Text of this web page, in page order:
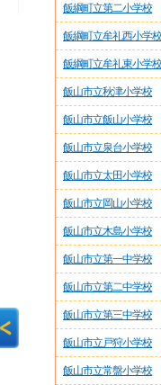
飯綱町立第二小学校
飯綱町立牟礼西小学校
飯綱町立牟礼東小学校
飯山市立秋津小学校
飯山市立飯山小学校
飯山市立泉台小学校
飯山市立太田小学校
飯山市立岡山小学校
飯山市立木島小学校
飯山市立第一中学校
飯山市立第二中学校
飯山市立第三中学校
飯山市立戸狩小学校
飯山市立常盤小学校